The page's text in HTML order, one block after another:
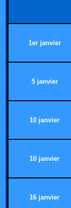
1er janvier
5 janvier
10 janvier
10 janvier
16 janvier